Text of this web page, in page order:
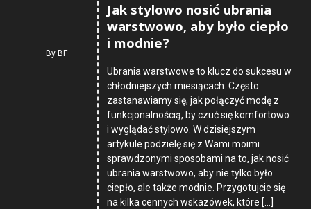
ByBF
Jak stylowo nosić ubrania
warstwowo, aby było ciepło
i modnie?
Ubrania warstwowe to klucz do sukcesu w
chłodniejszych miesiącach. Często
zastanawiamy się, jak połączyć modę z
funkcjonalnością, by czuć się komfortowo
i wyglądać stylowo. W dzisiejszym
artykule podzielę się z Wami moimi
sprawdzonymi sposobami na to, jak nosić
ubrania warstwowo, aby nie tylko było
ciepło, ale także modnie. Przygotujcie się
na kilka cennych wskazówek, które […]